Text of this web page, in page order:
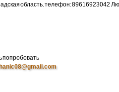
область. телефон: 89616923042
попробовать